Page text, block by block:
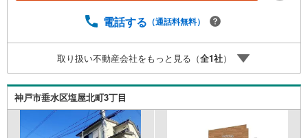
応できる売却専門チームあり！3.たくさんの銀行と繋がり
お引渡し後に必要になったお家のリフォームも弊社のリフ
ォームプランナーがご提案！5.定期的にご連絡を繋ぎ、有
事の際に迅速にサポートいたします！弊社は専門家同士が
連携をとっているため、より多くの知見がございます。お
気軽にお問合せください！
電話する （通話料無料）
取り扱い不動産会社をもっと見る（全1社）
神戸市垂水区塩屋北町3丁目